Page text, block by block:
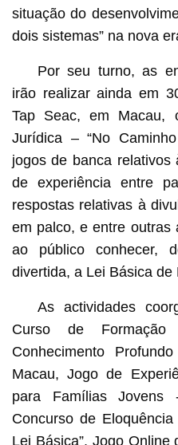
situação do
dois sistemas” na nova
Por seu turno, as
irão realizar ainda em
Tap Seac, em Macau,
Jurídica – “No
jogos de banca
de experiência entre
respostas relativas à
em palco, e entre outras
ao público conhecer,
divertida, a Lei Básica de
As actividades
Curso de
Conhecimento
Macau, Jogo de
para Famílias Jovens
Concurso de
Lei Básica”, Jogo